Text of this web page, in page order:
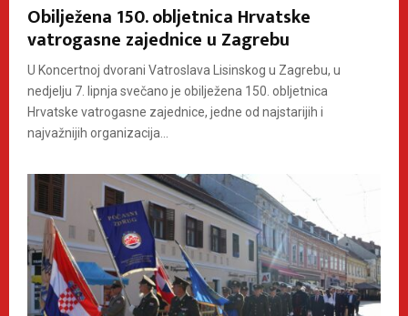
Obilježena 150. obljetnica Hrvatske
vatrogasne zajednice u Zagrebu
U Koncertnoj dvorani Vatroslava Lisinskog u Zagrebu, u
nedjelju 7. lipnja svečano je obilježena 150. obljetnica
Hrvatske vatrogasne zajednice, jedne od najstarijih i
najvažnijih organizacija...